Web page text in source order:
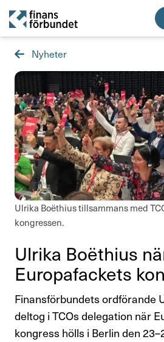
Om
Nyheter
Ulrika Boëthius tillsammans med
kongressen.
Ulrika Boëthius
Europa­fac­kets
Finansförbundets ordförande
deltog i TCOs delegation när
kongress hölls i Berlin den